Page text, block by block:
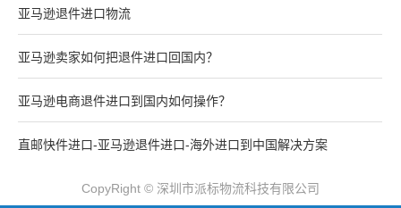
亚马逊退件进口物流
亚马逊卖家如何把退件进口回国内？
亚马逊电商退件进口到国内如何操作？
直邮快件进口-亚马逊退件进口-海外进口到中国解决方案
CopyRight © 深圳市派标物流科技有限公司